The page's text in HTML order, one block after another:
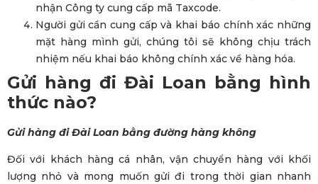
nhận Công ty cung cấp mã Taxcode.
Người gửi cần cung cấp và khai báo chính xác những
mặt hàng mình gửi, chúng tôi sẽ không chịu trách
nhiệm nếu khai báo không chính xác về hàng hóa.
Gửi hàng đi Đài Loan bằng hình
thức nào?
Gửi hàng đi Đài Loan bằng đường hàng không
Đối với khách hàng cá nhân, vận chuyển hàng với khối
lượng nhỏ và mong muốn gửi đi trong thời gian nhanh